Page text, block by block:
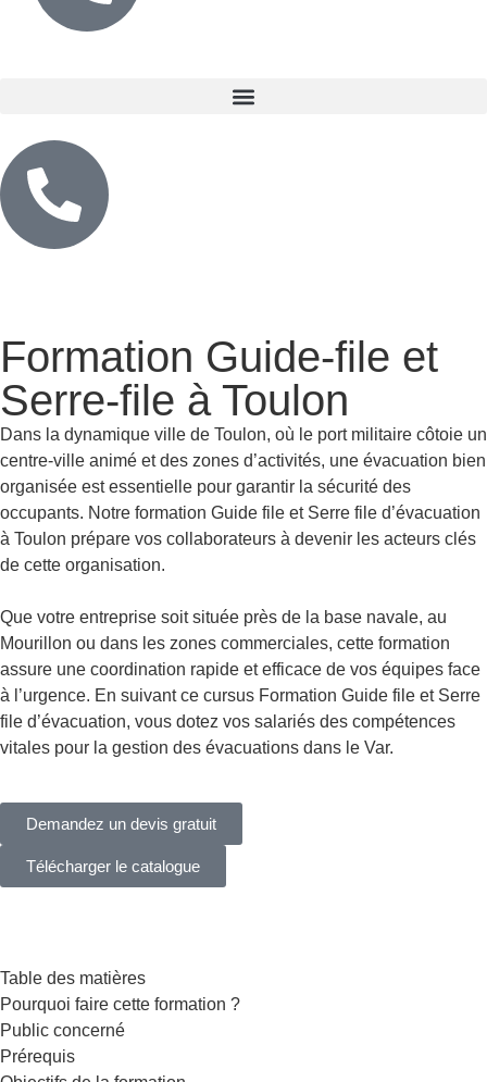
Formation Guide-file et
Serre-file à Toulon
Dans la dynamique ville de Toulon, où le port militaire côtoie un
centre-ville animé et des zones d’activités, une évacuation bien
organisée est essentielle pour garantir la sécurité des
occupants. Notre formation Guide file et Serre file d’évacuation
à Toulon prépare vos collaborateurs à devenir les acteurs clés
de cette organisation.
Que votre entreprise soit située près de la base navale, au
Mourillon ou dans les zones commerciales, cette formation
assure une coordination rapide et efficace de vos équipes face
à l’urgence. En suivant ce cursus Formation Guide file et Serre
file d’évacuation, vous dotez vos salariés des compétences
vitales pour la gestion des évacuations dans le Var.
Demandez un devis gratuit
Télécharger le catalogue
Table des matières
Pourquoi faire cette formation ?
Public concerné
Prérequis